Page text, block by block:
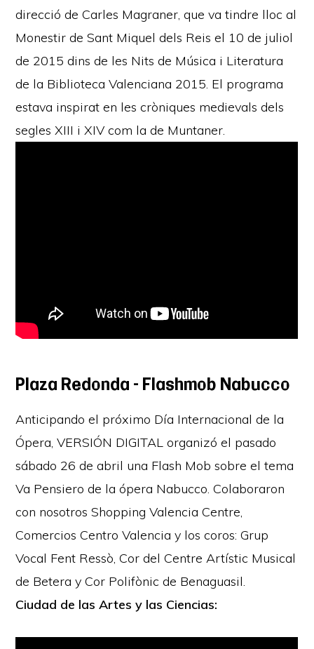
direcció de Carles Magraner, que va tindre lloc al
Monestir de Sant Miquel dels Reis el 10 de juliol
de 2015 dins de les Nits de Música i Literatura
de la Biblioteca Valenciana 2015. El programa
estava inspirat en les cròniques medievals dels
segles XIII i XIV com la de Muntaner.
Plaza Redonda – Flashmob Nabucco
Anticipando el próximo Día Internacional de la
Ópera, VERSIÓN DIGITAL organizó el pasado
sábado 26 de abril una Flash Mob sobre el tema
Va Pensiero de la ópera Nabucco. Colaboraron
con nosotros Shopping Valencia Centre,
Comercios Centro Valencia y los coros: Grup
Vocal Fent Ressò, Cor del Centre Artístic Musical
de Betera y Cor Polifònic de Benaguasil.
Ciudad de las Artes y las Ciencias: